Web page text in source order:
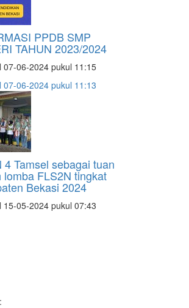
PPDB SMP
TAHUN 2023/2024
07-06-2024 pukul 11:15
07-06-2024 pukul 11:13
4 Tamsel sebagai tuan
lomba FLS2N tingkat
Bekasi 2024
15-05-2024 pukul 07:43